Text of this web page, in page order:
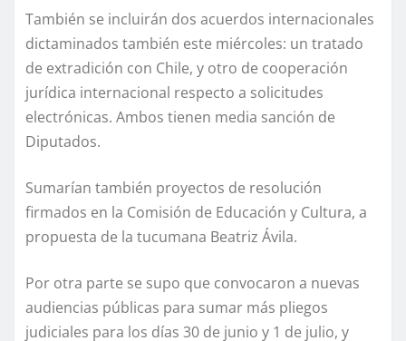
También se incluirán dos acuerdos internacionales
dictaminados también este miércoles: un tratado
de extradición con Chile, y otro de cooperación
jurídica internacional respecto a solicitudes
electrónicas. Ambos tienen media sanción de
Diputados.
Sumarían también proyectos de resolución
firmados en la Comisión de Educación y Cultura, a
propuesta de la tucumana Beatriz Ávila.
Por otra parte se supo que convocaron a nuevas
audiencias públicas para sumar más pliegos
judiciales para los días 30 de junio y 1 de julio, y